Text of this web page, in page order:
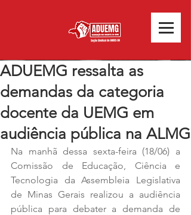
ADUEMG ressalta as
demandas da categoria
docente da UEMG em
audiência pública na ALMG
Na manhã dessa sexta-feira (18/06) a
Comissão de Educação, Ciência e
Tecnologia da Assembleia Legislativa
de Minas Gerais realizou a audiência
pública para debater a demanda de